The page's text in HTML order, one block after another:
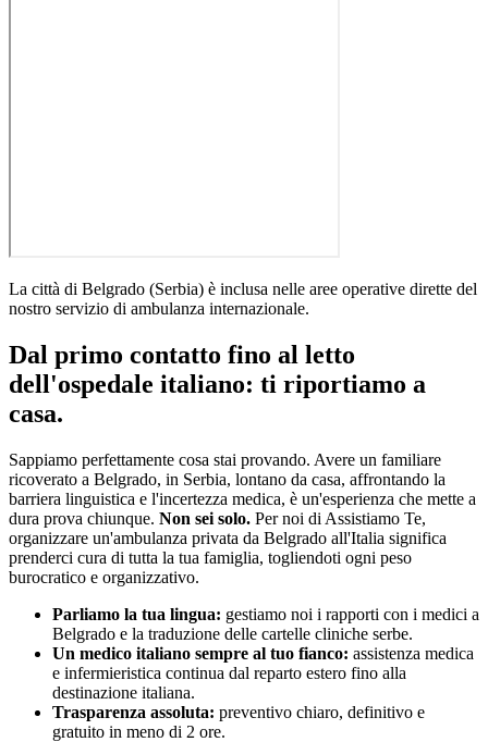
La città di Belgrado (Serbia) è inclusa nelle aree operative dirette del
nostro servizio di ambulanza internazionale.
Dal primo contatto fino al letto
dell'ospedale italiano: ti riportiamo a
casa.
Sappiamo perfettamente cosa stai provando. Avere un familiare
ricoverato a Belgrado, in Serbia, lontano da casa, affrontando la
barriera linguistica e l'incertezza medica, è un'esperienza che mette a
dura prova chiunque. Non sei solo. Per noi di Assistiamo Te,
organizzare un'ambulanza privata da Belgrado all'Italia significa
prenderci cura di tutta la tua famiglia, togliendoti ogni peso
burocratico e organizzativo.
Parliamo la tua lingua: gestiamo noi i rapporti con i medici a
Belgrado e la traduzione delle cartelle cliniche serbe.
Un medico italiano sempre al tuo fianco: assistenza medica
e infermieristica continua dal reparto estero fino alla
destinazione italiana.
Trasparenza assoluta: preventivo chiaro, definitivo e
gratuito in meno di 2 ore.